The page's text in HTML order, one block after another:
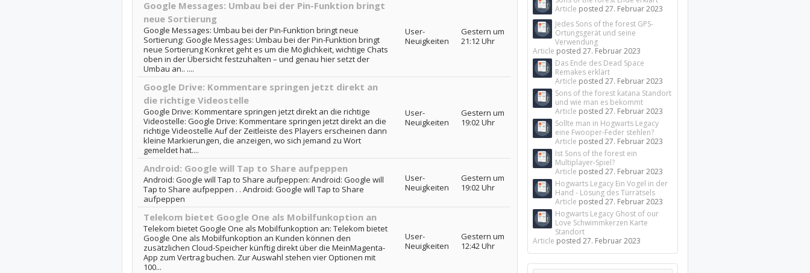
Google Messages: Umbau bei der Pin-Funktion bringt
neue Sortierung
Google Messages: Umbau bei der Pin-Funktion bringt neue
Sortierung: Google Messages: Umbau bei der Pin-Funktion bringt
neue Sortierung Konkret geht es um die Möglichkeit, wichtige Chats
oben in der Übersicht festzuhalten – und genau hier setzt der
Umbau an.. ....
User-
Neuigkeiten
Gestern um
21:12 Uhr
Google Drive: Kommentare springen jetzt direkt an
die richtige Videostelle
Google Drive: Kommentare springen jetzt direkt an die richtige
Videostelle: Google Drive: Kommentare springen jetzt direkt an die
richtige Videostelle Auf der Zeitleiste des Players erscheinen dann
kleine Markierungen, die anzeigen, wo sich jemand zu Wort
gemeldet hat....
User-
Neuigkeiten
Gestern um
19:02 Uhr
Android: Google will Tap to Share aufpeppen
Android: Google will Tap to Share aufpeppen: Android: Google will
Tap to Share aufpeppen . . Android: Google will Tap to Share
aufpeppen
User-
Neuigkeiten
Gestern um
19:02 Uhr
Telekom bietet Google One als Mobilfunkoption an
Telekom bietet Google One als Mobilfunkoption an: Telekom bietet
Google One als Mobilfunkoption an Kunden können den
zusätzlichen Cloud-Speicher künftig direkt über die MeinMagenta-
App zum Vertrag buchen. Zur Auswahl stehen vier Optionen mit
100...
User-
Neuigkeiten
Gestern um
12:42 Uhr
Article posted27. Februar 2023
Jedes Sons of the forest GPS-
Ortungsgerät und seine
Verwendung
Article posted27. Februar 2023
Das Ende des Dead Space
Remakes erklärt
Article posted27. Februar 2023
Sons of the forest katana Standort
und wie man es bekommt
Article posted27. Februar 2023
Sollte man in Hogwarts Legacy
eine Fwooper-Feder stehlen?
Article posted27. Februar 2023
Ist Sons of the forest ein
Multiplayer-Spiel?
Article posted27. Februar 2023
Hogwarts Legacy Ein Vogel in der
Hand - Lösung des Türrätsels
Article posted27. Februar 2023
Hogwarts Legacy Ghost of our
Love Schwimmkerzen Karte
Standort
Article posted27. Februar 2023